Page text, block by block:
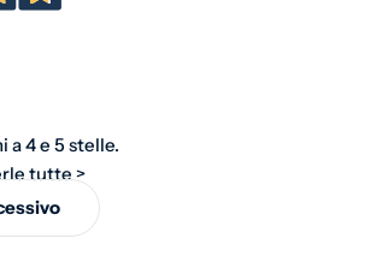
a 4 e 5 stelle.
tutte >